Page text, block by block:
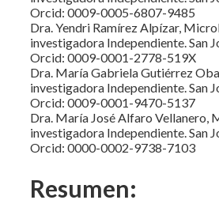
Orcid: 0009-0005-6807-9485
Dra. Yendri Ramírez Alpízar,
investigadora Independiente. San
Orcid: 0009-0001-2778-519X
Dra. María Gabriela Gutiérrez
investigadora Independiente. San
Orcid: 0009-0001-9470-5137
Dra. María José Alfaro Vellanero,
investigadora Independiente. San
Orcid: 0000-0002-9738-7103
Resumen: